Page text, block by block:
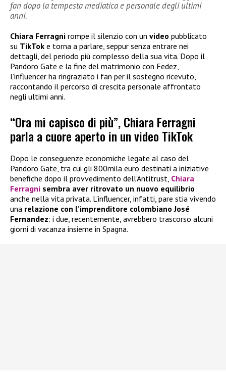
fan dopo la tempesta mediatica e personale degli ultimi
anni.
Chiara Ferragni rompe il silenzio con un video pubblicato
su TikTok e torna a parlare, seppur senza entrare nei
dettagli, del periodo più complesso della sua vita. Dopo il
Pandoro Gate e la fine del matrimonio con Fedez,
l’influencer ha ringraziato i fan per il sostegno ricevuto,
raccontando il percorso di crescita personale affrontato
negli ultimi anni.
“Ora mi capisco di più”, Chiara Ferragni
parla a cuore aperto in un video TikTok
Dopo le conseguenze economiche legate al caso del
Pandoro Gate, tra cui gli 800mila euro destinati a iniziative
benefiche dopo il provvedimento dell’Antitrust, Chiara
Ferragni sembra aver ritrovato un nuovo equilibrio
anche nella vita privata. L’influencer, infatti, pare stia vivendo
una relazione con l’imprenditore colombiano José
Fernandez: i due, recentemente, avrebbero trascorso alcuni
giorni di vacanza insieme in Spagna.